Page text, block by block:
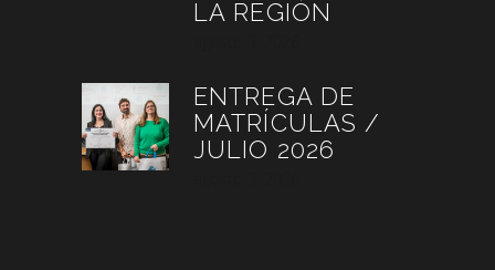
LA REGIÓN
ENTREGA DE
MATRÍCULAS /
JULIO 2026